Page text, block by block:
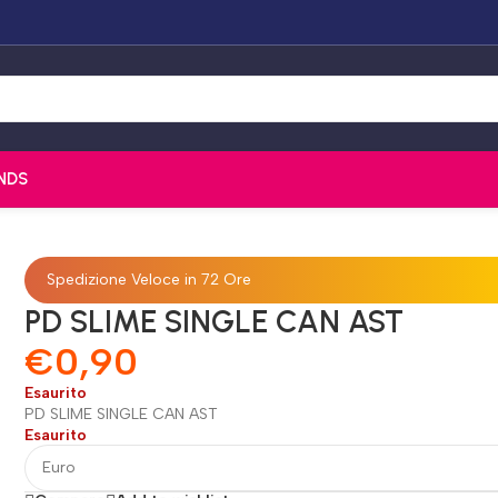
Spedizione Veloce in 72 Ore
PD SLIME SINGLE CAN AST
€0,90
Esaurito
PD SLIME SINGLE CAN AST
Esaurito